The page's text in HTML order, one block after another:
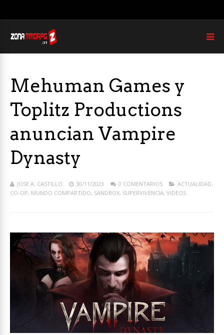
Mehuman Games y
Toplitz Productions
anuncian Vampire
Dynasty
JOSE A. CASTILLO 30/11/2023 0 COMENTARIOS ACTUALIDAD,
CO-OP, MUNDO COMPARTIDO, SANDBOX, SUPERVIVENCIA, VIDEOS